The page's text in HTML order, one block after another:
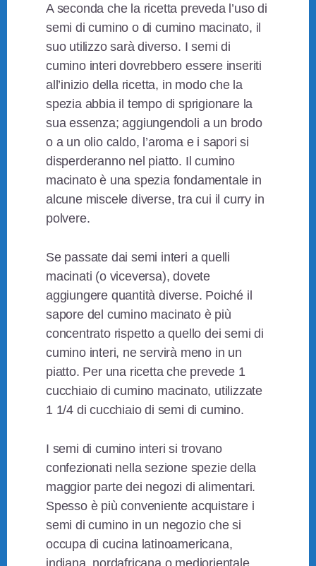
A seconda che la ricetta preveda l’uso di
semi di cumino o di cumino macinato, il
suo utilizzo sarà diverso. I semi di
cumino interi dovrebbero essere inseriti
all’inizio della ricetta, in modo che la
spezia abbia il tempo di sprigionare la
sua essenza; aggiungendoli a un brodo
o a un olio caldo, l’aroma e i sapori si
disperderanno nel piatto. Il cumino
macinato è una spezia fondamentale in
alcune miscele diverse, tra cui il curry in
polvere.
Se passate dai semi interi a quelli
macinati (o viceversa), dovete
aggiungere quantità diverse. Poiché il
sapore del cumino macinato è più
concentrato rispetto a quello dei semi di
cumino interi, ne servirà meno in un
piatto. Per una ricetta che prevede 1
cucchiaio di cumino macinato, utilizzate
1 1/4 di cucchiaio di semi di cumino.
I semi di cumino interi si trovano
confezionati nella sezione spezie della
maggior parte dei negozi di alimentari.
Spesso è più conveniente acquistare i
semi di cumino in un negozio che si
occupa di cucina latinoamericana,